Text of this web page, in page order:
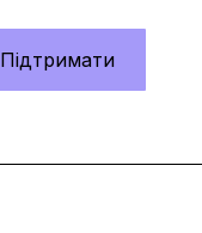
Підтримати